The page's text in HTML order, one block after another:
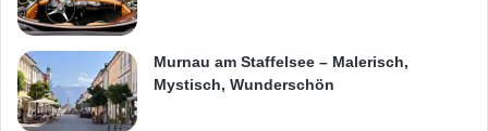
Murnau am Staffelsee – Malerisch,
Mystisch, Wunderschön